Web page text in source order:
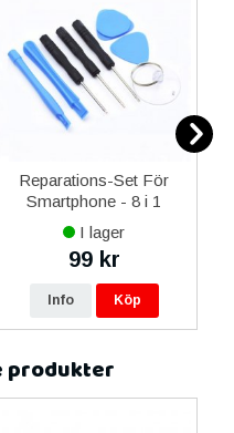
Reparations-Set För
Smartphone - 8 i 1
I lager
99 kr
Info Köp
produkter